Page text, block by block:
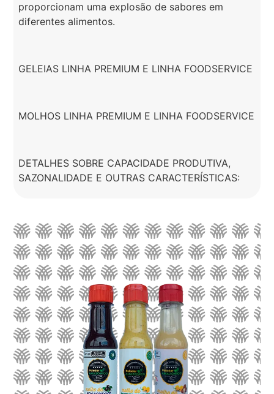
proporcionam uma explosão de sabores em
diferentes alimentos.
GELEIAS LINHA PREMIUM E LINHA FOODSERVICE
MOLHOS LINHA PREMIUM E LINHA FOODSERVICE
DETALHES SOBRE CAPACIDADE PRODUTIVA,
SAZONALIDADE E OUTRAS CARACTERÍSTICAS: